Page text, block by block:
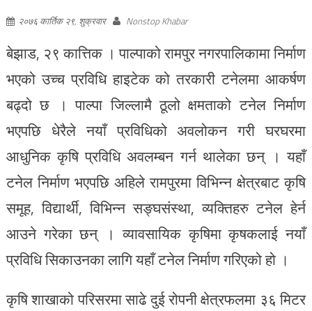
२०७६ कार्तिक २९, शुक्रवार Nonstop Khabar
बेझाड, २९ कात्तिक । पाल्पाको रामपुर नगरपालिकामा निर्माण
भएको उच्च प्रविधि हाइटेक को तरकारी टनेलमा आकर्षण
बढ्दो छ । पाल्पा जिल्लामै ठूलो क्षमताको टनेल निर्माण
भएपछि धेरैले नयाँ प्रविधिको अवलोकन गरी घरघरमा
आधुनिक कृषि प्रविधि अवलम्बन गर्न थालेका छन् । यहाँ
टनेल निर्माण भएपछि अहिले रामपुरमा विभिन्न क्षेत्रबाट कृषि
समूह, विद्यार्थी, विभिन्न सङ्घसंस्था, व्यक्तिहरु टनेल हेर्न
आउने गरेका छन् । व्यावसायिक कृषिमा कृषकलाई नयाँ
प्रविधि सिकाउनका लागि यहाँ टनेल निर्माण गरिएको हो ।
कृषि शाखाको परिसरमा साढे दुई रोपनी क्षेत्रफलमा ३६ मिटर